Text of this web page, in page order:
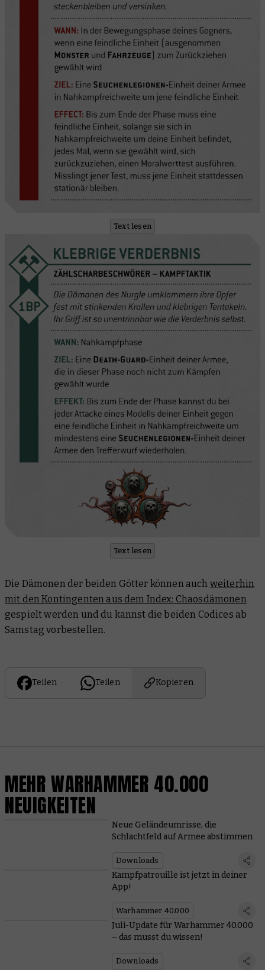
Text lesen
Text lesen
Die Dämonen der beiden Götter können auch weiterhin
mit den Kontingenten aus dem Index: Chaosdämonen
gespielt werden und du kannst die beiden Codices ab
Samstag vorbestellen.
Teilen Teilen Kopieren
MEHR WARHAMMER 40.000
NEUIGKEITEN
Neue Geländeumrisse, die
Schlachtfeld auf Armee abstimmen
Downloads
Kampfpatrouille ist jetzt in deiner
App!
Warhammer 40.000
Juli-Update für Warhammer 40.000
– das musst du wissen!
Downloads